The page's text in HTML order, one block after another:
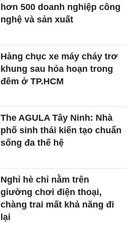
hơn 500 doanh nghiệp công
nghệ và sản xuất
Hàng chục xe máy cháy trơ
khung sau hỏa hoạn trong
đêm ở TP.HCM
The AGULA Tây Ninh: Nhà
phố sinh thái kiến tạo chuẩn
sống đa thế hệ
Nghỉ hè chỉ nằm trên
giường chơi điện thoại,
chàng trai mất khả năng đi
lại